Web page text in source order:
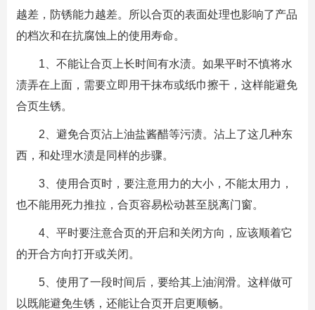
越差，防锈能力越差。所以合页的表面处理也影响了产品
的档次和在抗腐蚀上的使用寿命。
1、不能让合页上长时间有水渍。如果平时不慎将水
渍弄在上面，需要立即用干抹布或纸巾擦干，这样能避免
合页生锈。
2、避免合页沾上油盐酱醋等污渍。沾上了这几种东
西，和处理水渍是同样的步骤。
3、使用合页时，要注意用力的大小，不能太用力，
也不能用死力推拉，合页容易松动甚至脱离门窗。
4、平时要注意合页的开启和关闭方向，应该顺着它
的开合方向打开或关闭。
5、使用了一段时间后，要给其上油润滑。这样做可
以既能避免生锈，还能让合页开启更顺畅。